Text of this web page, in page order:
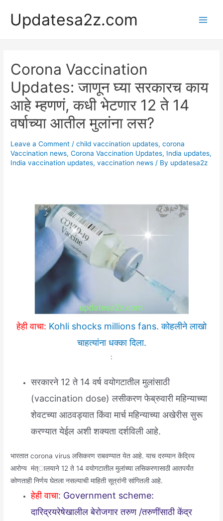
content
Updatesa2z.com
Corona Vaccination
Updates: जाणून घ्या सरकारच काय
आहे म्हणणं, कधी भेटणार 12 ते 14
वर्षाच्या आतील मुलांना लस?
Leave a Comment /child vaccination updates,corona
Vaccination news,Corona Vaccination Updates, India updates,
India vaccination updates,vaccination news / By updatesa2z
हेही वाचा: Kohli shocks millions fans. कोहलीने लाखो
चाहत्यांना धक्का दिला.
:
सरकारने 12 ते 14 वर्ष वयोगटातील मुलांसाठी
(vaccination dose) लसीकरण फेब्रुवारी महिन्याच्या
शेवटच्या आठवड्यात किंवा मार्च महिन्याच्या अखेरीस सुरू
करण्यात येईल अशी शक्यता दर्शविली आहे.
भारतात corona virus लसिकरण राबवण्यात येत आहे. याच दरम्यान केंद्रिय
आरोग्य मंत्ालयाने 12 ते 14 वयोगटातील मुलांच्या लसिकरणासाठी आतपर्यंत
कोणताही निर्णय घेतला नसल्याची माहिती सूत्रांनी सांगितली आहे.
हेही वाचा: Government scheme:
दारिद्रयरेषेखालील बेरोजगार तरुण /तरुणींसाठी केंद्र